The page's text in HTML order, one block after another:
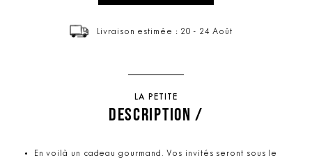
Livraison estimée : 20 - 24 Août
LA PETITE
DESCRIPTION /
En voilà un cadeau gourmand. Vos invités seront sous le